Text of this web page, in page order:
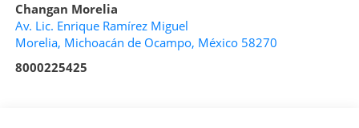
Changan Morelia
Av. Lic. Enrique Ramírez Miguel
Morelia, Michoacán de Ocampo, México 58270
8000225425